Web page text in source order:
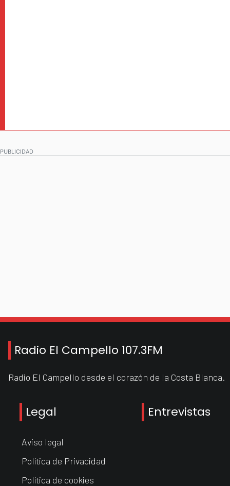
PUBLICIDAD
Radio El Campello 107.3FM
Radio El Campello desde el corazón de la Costa Blanca.
Legal
Aviso legal
Política de Privacidad
Política de cookies
Entrevistas